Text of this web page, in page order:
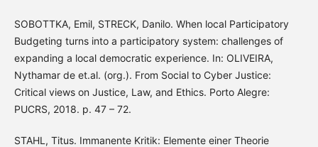
SOBOTTKA, Emil, STRECK, Danilo. When local Participatory
Budgeting turns into a participatory system: challenges of
expanding a local democratic experience. In: OLIVEIRA,
Nythamar de et.al. (org.). From Social to Cyber Justice:
Critical views on Justice, Law, and Ethics. Porto Alegre:
PUCRS, 2018. p. 47 – 72.
STAHL, Titus. Immanente Kritik: Elemente einer Theorie